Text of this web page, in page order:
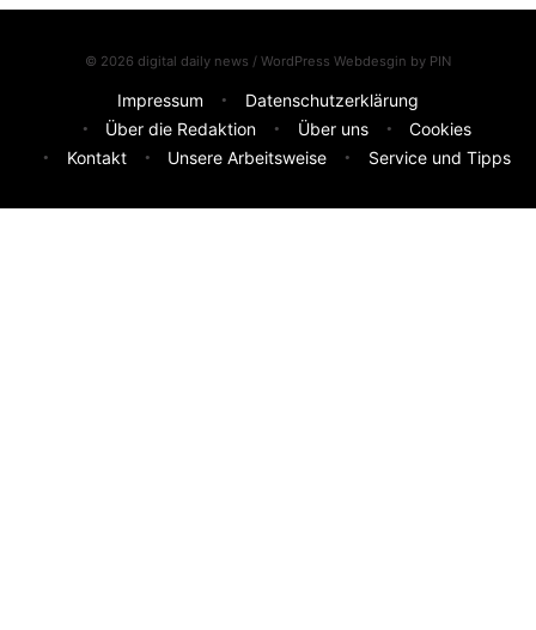
© 2026 digital daily news / WordPress Webdesgin by PIN
Impressum
Datenschutzerklärung
Über die Redaktion
Über uns
Cookies
Kontakt
Unsere Arbeitsweise Service und Tipps